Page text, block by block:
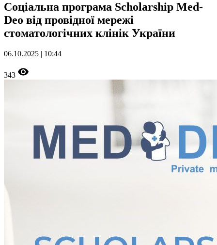
Соціальна програма Scholarship Med-
Deo від провідної мережі
стоматологічних клінік України
06.10.2025 | 10:44
343